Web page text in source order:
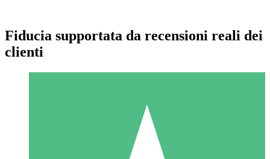
Pacchetti di Crediti Individuali
Fiducia supportata da recensioni reali dei
clienti